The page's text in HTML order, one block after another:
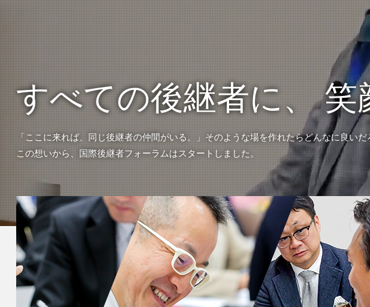
すべての後継者に、笑
「ここに来れば、同じ後継者の仲間がいる。」そのような場を作れたらどんなに良いだ
この想いから、国際後継者フォーラムはスタートしました。